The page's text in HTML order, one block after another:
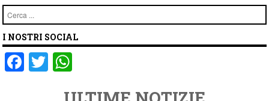
Cerca
I NOSTRI SOCIAL
F T